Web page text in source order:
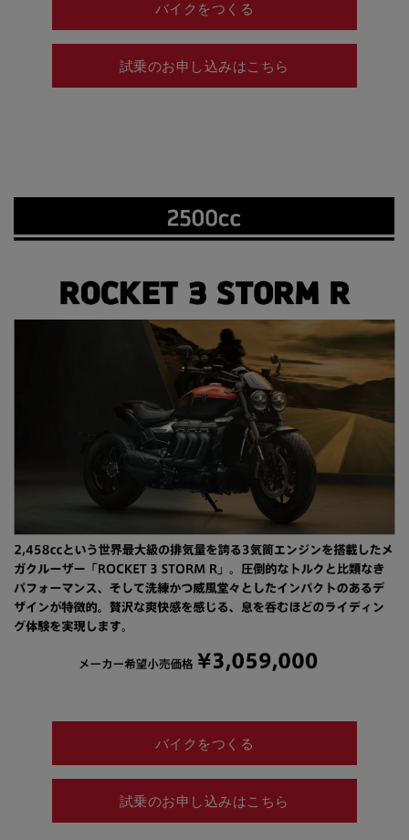
バイクをつくる
試乗のお申し込みはこちら
バイクをつくる
試乗のお申し込みはこちら